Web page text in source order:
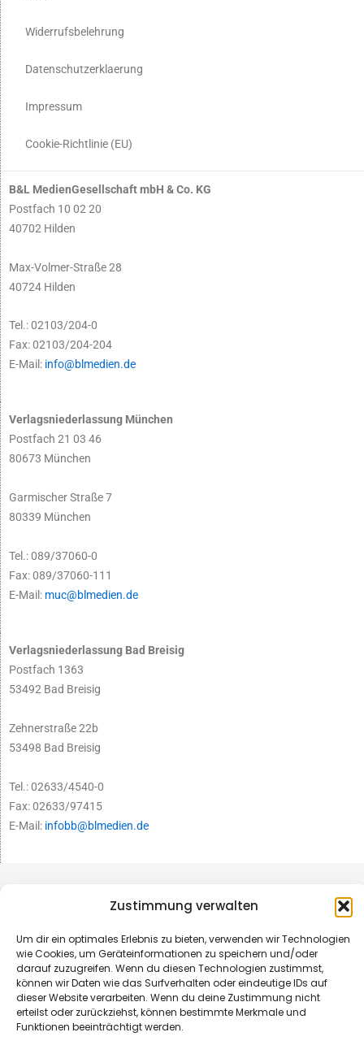
Zustimmung verwalten
Um dir ein optimales Erlebnis zu bieten, verwenden wir Technologien
wie Cookies, um Geräteinformationen zu speichern und/oder
darauf zuzugreifen. Wenn du diesen Technologien zustimmst,
können wir Daten wie das Surfverhalten oder eindeutige IDs auf
dieser Website verarbeiten. Wenn du deine Zustimmung nicht
erteilst oder zurückziehst, können bestimmte Merkmale und
Funktionen beeinträchtigt werden.
Widerrufsbelehrung
Datenschutzerklaerung
Impressum
Cookie-Richtlinie (EU)
B&L MedienGesellschaft mbH & Co. KG
Postfach 10 02 20
40702 Hilden
Max-Volmer-Straße 28
40724 Hilden
Tel.: 02103/204-0
Fax: 02103/204-204
E-Mail: info@blmedien.de
Verlagsniederlassung München
Postfach 21 03 46
80673 München
Garmischer Straße 7
80339 München
Tel.: 089/37060-0
Fax: 089/37060-111
E-Mail: muc@blmedien.de
Verlagsniederlassung Bad Breisig
Postfach 1363
53492 Bad Breisig
Zehnerstraße 22b
53498 Bad Breisig
Tel.: 02633/4540-0
Fax: 02633/97415
E-Mail: infobb@blmedien.de